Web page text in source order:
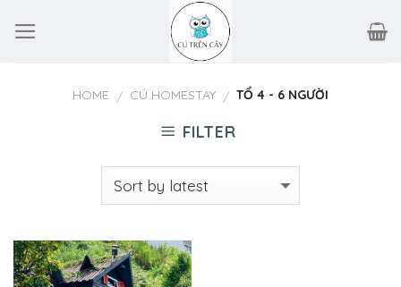
HOME / CÚ HOMESTAY / TỔ 4 - 6 NGƯỜI
FILTER